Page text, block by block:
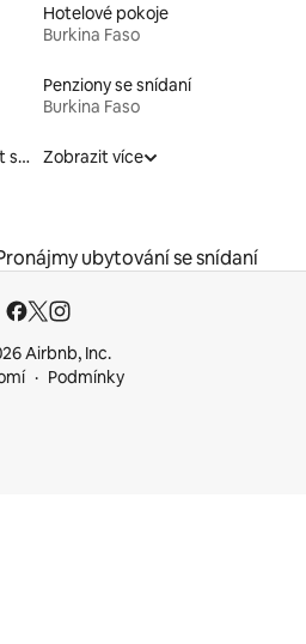
Hotelové pokoje
Burkina Faso
Penziony se snídaní
Burkina Faso
Pronájmy, kam můžete vzít své domácí mazlíčky
Zobrazit více
ubytování se snídaní
Airbnb, Inc.
Podmínky